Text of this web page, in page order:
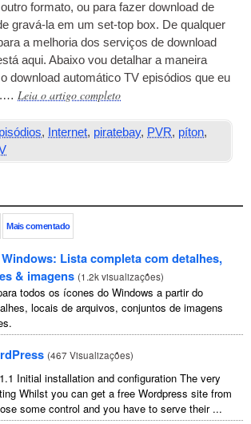
formato, ou para fazer download de
gravá-la em um set-top box. De qualquer
a melhoria dos serviços de download
aqui. Abaixo vou detalhar a maneira
download automáticoTV episódios que eu
Leia o artigo completo
, Internet, piratebay, PVR, píton,
Mais comentado
Lista completa com detalhes,
& imagens (1.2k visualizações)
todos os ícones do Windows a partir do
locais de arquivos, conjuntos de imagens
(467 Visualizações)
Initial installation and configuration The very
Whilst you can get a free Wordpress site from
some control and you have to serve their...